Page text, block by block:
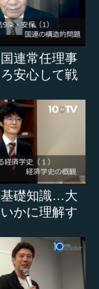
対テロという
も、２０１０
保障戦略とで
今年の夏に成
情勢全体には
開発とテロリ
ば、情勢は改善
国議会の状況
ンの対応等に
す。また、先
は改善と悪化
と思います。
連常任理事
安心して戦
礎知識…大
かに理解す